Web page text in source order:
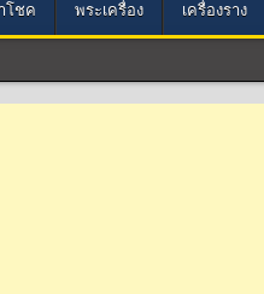
โชค พระเครื่อง เครื่องราง